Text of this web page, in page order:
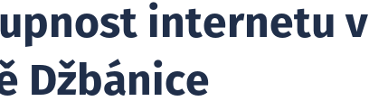
internetu v
Džbánice